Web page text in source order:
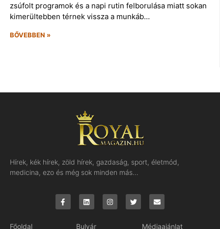
zsúfolt programok és a napi rutin felborulása miatt sokan
kimerültebben térnek vissza a munkáb…
BŐVEBBEN »
Hírek, kék hírek, zöld hírek, gazdaság, sport, életmód,
medicina, ezo és még sok minden más…
Főoldal Bulvár Médiaajánlat